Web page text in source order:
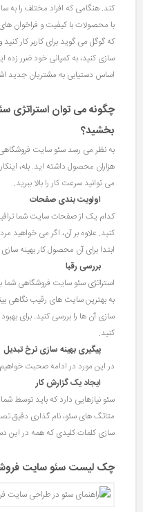
کند. هنگامی که افراد مختلف را به
با محصولات با کیفیت و فراخوان
که گوگل می گوید برای کاربر کار
سازی کنید، به کمپانی خود ضرر زده
اساس دستیابی به مشتریان جدید
چگونه می توان استراتژی
بخشید؟
به نظر می رسد سئو سایت
هزاران محصول داشته اید. بله،
می توانید سرعت کار را بالا ببرید.
اولویت بندی صفحات
کدام یک از صفحات سایت شما
کنید. علاوه بر آن، اگر می
ابتدا برای آن محصول کار بهینه
بررسی رقبا
استراتژی سئو سایت فروشگاهی شما
به بهترین سایت های رقیب نگاهی
سازی آن ها را بررسی کنید. برای
کنید.
پیگیری بهینه سازی نرخ تبدیل
در این مورد در ادامه صحبت
ایجاد یک گزارش کار
سئو نیازهایی دارد که باید توسط
متاتگ های سئو، نام گذاری دقیق
سازی کلمات کلیدی که همه در این
چک لیست سئو سایت